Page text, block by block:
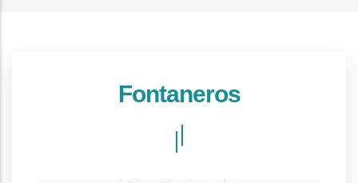
Fontaneros